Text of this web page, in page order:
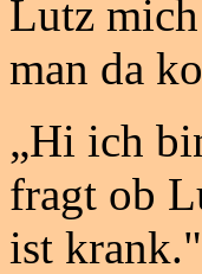
Lutz
man da
„Hi ich
fragt ob
ist